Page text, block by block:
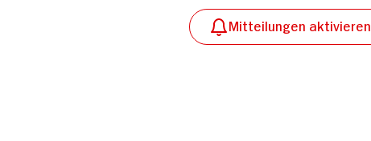
Mitteilungen aktivieren